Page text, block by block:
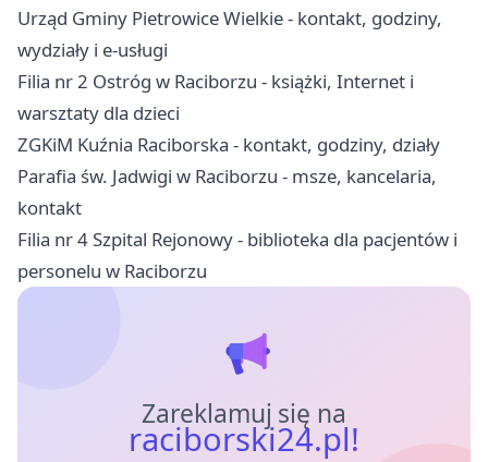
Urząd Gminy Pietrowice Wielkie - kontakt, godziny,
wydziały i e-usługi
Filia nr 2 Ostróg w Raciborzu - książki, Internet i
warsztaty dla dzieci
ZGKiM Kuźnia Raciborska - kontakt, godziny, działy
Parafia św. Jadwigi w Raciborzu - msze, kancelaria,
kontakt
Filia nr 4 Szpital Rejonowy - biblioteka dla pacjentów i
personelu w Raciborzu
Zareklamuj się na
raciborski24.pl!